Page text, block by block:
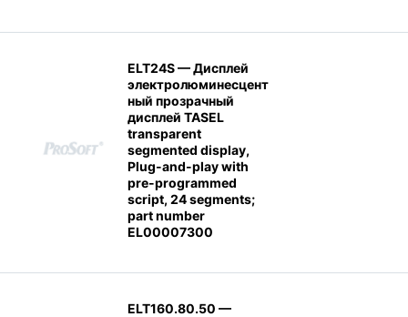
ELT24S — Дисплей
электролюминесцент
ный прозрачный
дисплей TASEL
transparent
segmented display,
Plug-and-play with
pre-programmed
script, 24 segments;
part number
EL00007300
ELT160.80.50 —